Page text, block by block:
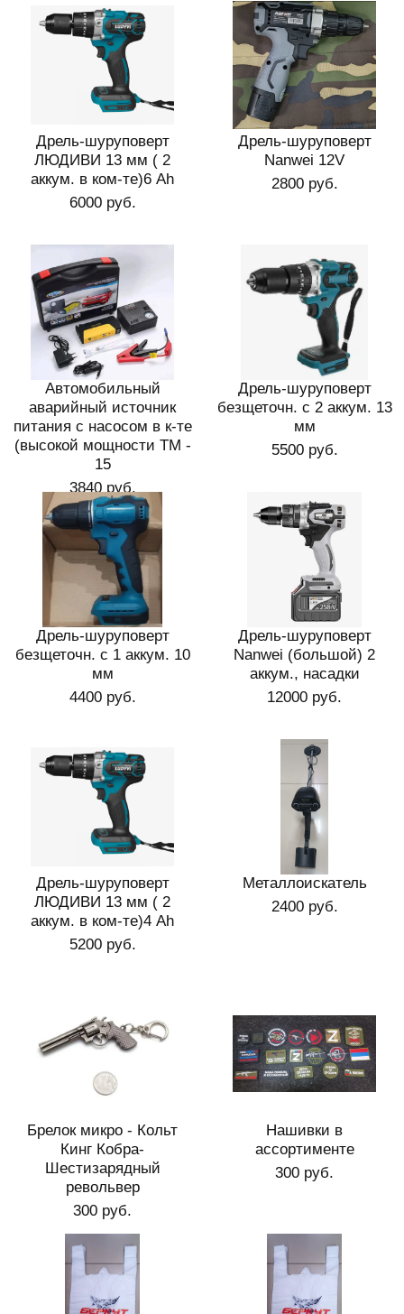
Дрель-шуруповерт
ЛЮДИВИ 13 мм ( 2
аккум. в ком-те)6 Ah
6000 руб.
Дрель-шуруповерт
Nanwei 12V
2800 руб.
Автомобильный
аварийный источник
питания с насосом в к-те
(высокой мощности ТМ -
15
3840 руб.
Дрель-шуруповерт
безщеточн. с 2 аккум. 13
мм
5500 руб.
Дрель-шуруповерт
безщеточн. с 1 аккум. 10
мм
4400 руб.
Дрель-шуруповерт
Nanwei (большой) 2
аккум., насадки
12000 руб.
Дрель-шуруповерт
ЛЮДИВИ 13 мм ( 2
аккум. в ком-те)4 Ah
5200 руб.
Металлоискатель
2400 руб.
Брелок микро - Кольт
Кинг Кобра-
Шестизарядный
револьвер
300 руб.
Нашивки в
ассортименте
300 руб.